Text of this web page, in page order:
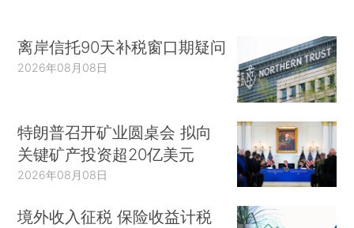
离岸信托90天补税窗口期疑问
2026年08月08日
特朗普召开矿业圆桌会 拟向
关键矿产投资超20亿美元
2026年08月08日
境外收入征税 保险收益计税